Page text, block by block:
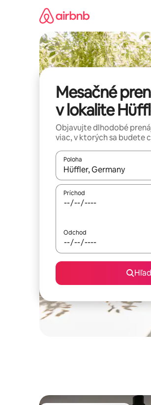
Mesačné
v lokalite
Objavujte dlhodobé
viac, v ktorých sa budete
Poloha
Keď budú výsledky k
Príchod
Odchod